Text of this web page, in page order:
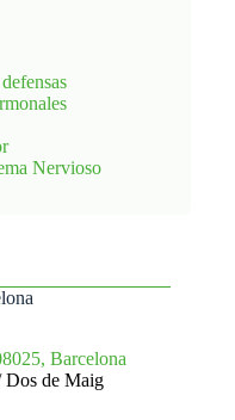
Nervioso
Barcelona
Dos de Maig